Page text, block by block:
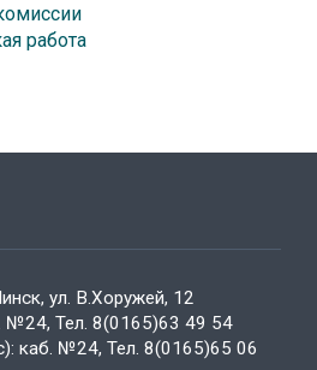
работа
ул. В.Хоружей, 12
№24, Тел. 8(0165)63 49 54
каб. №24, Тел. 8(0165)65 06